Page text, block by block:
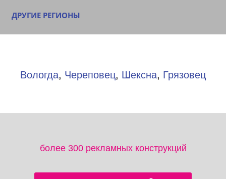
ДРУГИЕ РЕГИОНЫ
Вологда, Череповец, Шексна, Грязовец
более 300 рекламных конструкций